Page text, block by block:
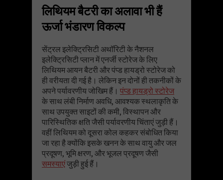
लिथियम बैटरी का अलावा भी हैं
ऊर्जा भंडारण विकल्प
सेंट्रल इलेक्ट्रिसिटी अथॉरिटी के नैशनल
इलेक्ट्रिसिटी प्लान में एनर्जी स्टोरेज के लिए
लिथियम आयन बैटरी और पंप्ड हायड्रो स्टोरेज को
ही वरीयता दी गई है। लेकिन इन दोनों ही तकनीकों के
अपने पर्यावरणीय जोखिम हैं। पंप्ड हायड्रो स्टोरेज
के साथ लंबी निर्माण अवधि, आवश्यक स्थलाकृति के
साथ उपयुक्त साइटों की कमी, विस्थापन और
पारिस्थितिक क्षति जैसी पर्यावरणीय चिंताएं जुड़ी हैं।
वहीं लिथियम को दूसरा कोल कहकर संबोधित किया
जा रहा है क्योंकि इसके खनन के साथ वायु और जल
प्रदूषण, भूमि क्षरण, और भूजल प्रदूषण जैसी
समस्याएंजुड़ी हुई हैं।